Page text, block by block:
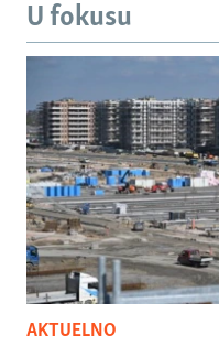
U fokusu
AKTUELNO